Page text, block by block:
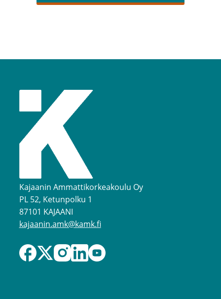
Kajaanin Ammattikorkeakoulu Oy
PL 52, Ketunpolku 1
87101 KAJAANI
kajaanin.amk@kamk.fi